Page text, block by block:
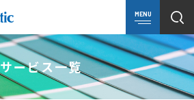
MENU
サービス一覧